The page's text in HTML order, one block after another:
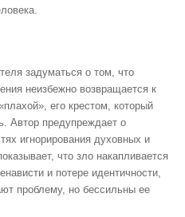
задуматься о том, что
неизбежно возвращается к
его крестом, который
Автор предупреждает о
игнорирования духовных и
что зло накапливается
и потере идентичности,
проблему, но бессильны ее